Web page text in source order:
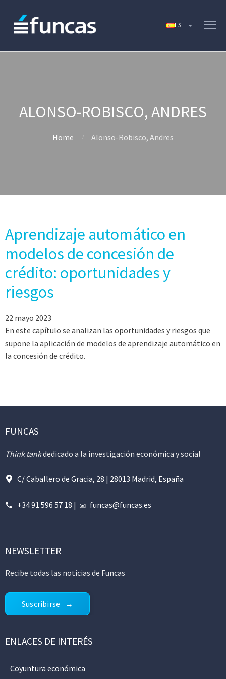
ALONSO-ROBISCO, ANDRES
Home Alonso-Robisco, Andres
Aprendizaje automático en
modelos de concesión de
crédito: oportunidades y
riesgos
22 mayo 2023
En este capítulo se analizan las oportunidades y riesgos que
supone la aplicación de modelos de aprendizaje automático en
la concesión de crédito.
FUNCAS
Think tankdedicado a la investigación económica y social
C/ Caballero de Gracia, 28 | 28013 Madrid, España
+34 91 596 57 18 | funcas@funcas.es
NEWSLETTER
Recibe todas las noticias de Funcas
Suscribirse
ENLACES DE INTERÉS
Coyuntura económica